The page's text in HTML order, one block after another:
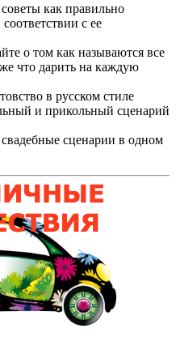
как правильно
с ее
о том как называются все
что дарить на каждую
в русском стиле
и прикольный сценарий
свадебные сценарии в одном